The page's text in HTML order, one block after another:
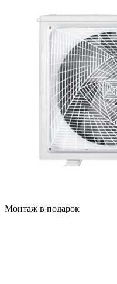
Монтаж в подарок